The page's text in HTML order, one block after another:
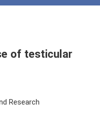
of testicular
Research